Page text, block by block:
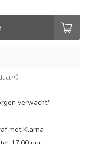
verwacht*
met Klarna